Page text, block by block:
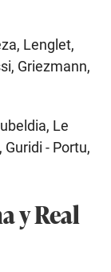
Lenglet,
Griezmann,
Le
- Portu,
y Real